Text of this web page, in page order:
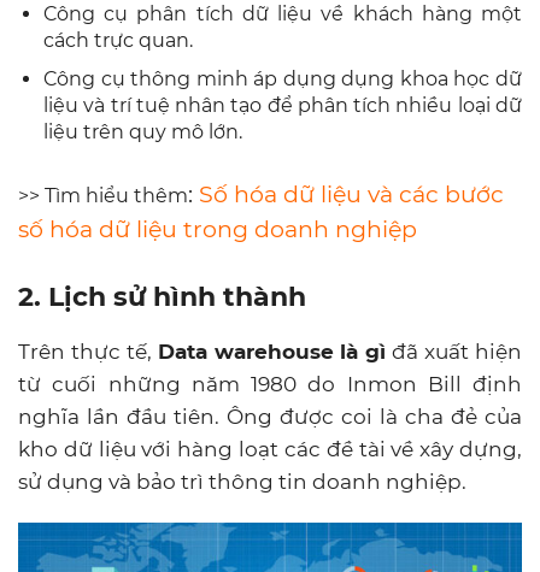
Công cụ phân tích dữ liệu về khách hàng một
cách trực quan.
Công cụ thông minh áp dụng dụng khoa học dữ
liệu và trí tuệ nhân tạo để phân tích nhiều loại dữ
liệu trên quy mô lớn.
>> Tìm hiểu thêm: Số hóa dữ liệu và các bước
số hóa dữ liệu trong doanh nghiệp
2. Lịch sử hình thành
Trên thực tế, Data warehouse là gì đã xuất hiện
từ cuối những năm 1980 do Inmon Bill định
nghĩa lần đầu tiên. Ông được coi là cha đẻ của
kho dữ liệu với hàng loạt các đề tài về xây dựng,
sử dụng và bảo trì thông tin doanh nghiệp.